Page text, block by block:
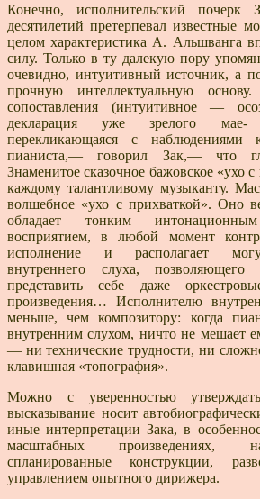
Конечно, исполнительский почерк
десятилетий претерпевал известные
целом характеристика А. Альшванга
силу. Только в ту далекую пору
очевидно, интуитивный источник, а
прочную интеллектуальную
сопоставления (интуитивное —
декларация уже зрелого мае-
перекликающаяся с наблюдениями
пианиста,— говорил Зак,— что
Знаменитое сказочное бажовское «ухо
каждому талантливому музыкан­ту.
волшебное «ухо с прихват­кой». Оно
обладает тонким
восприятием, в любой мо­мент
исполнение и располага­ет
внутреннего слуха,
представить себе даже
произведения… Исполнителю
меньше, чем композитору: когда
внутренним слухом, ничто не мешает
— ни технические труд­ности, ни
клавишная «то­пография».
Можно с уверенностью
высказывание носит
иные интерпретации Зака, в
масштабных произведениях,
спланированные конструкции,
управлением опытного дирижера.